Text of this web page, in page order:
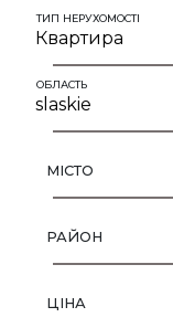
ТИП НЕРУХОМОСТІ
ОБЛАСТЬ
МІСТО
РАЙОН
ЦІНА